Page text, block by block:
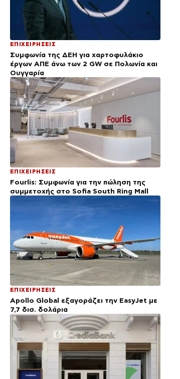
ΕΠΙΧΕΙΡΗΣΕΙΣ
Συμφωνία της ΔΕΗ για χαρτοφυλάκιο
έργων ΑΠΕ άνω των 2 GW σε Πολωνία και
Ουγγαρία
ΕΠΙΧΕΙΡΗΣΕΙΣ
Fourlis: Συμφωνία για την πώληση της
συμμετοχής στο Sofia South Ring Mall
ΕΠΙΧΕΙΡΗΣΕΙΣ
Apollo Global εξαγοράζει την EasyJet με
7,7 δισ. δολάρια